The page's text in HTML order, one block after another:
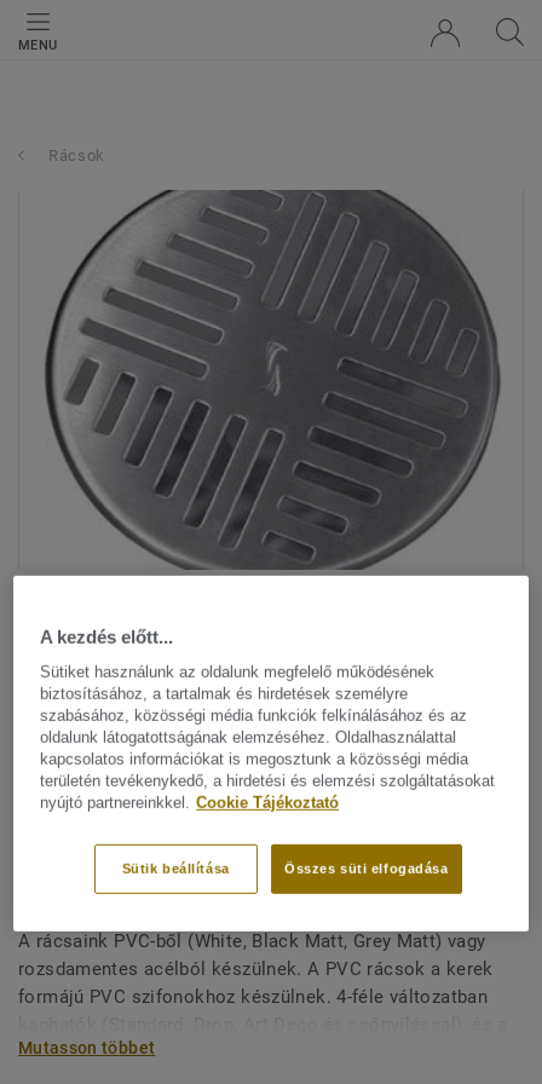
MENU
Rácsok
Minden dizájn megtekitése. (15)
Vizes helyiség rendszerek|All Accessories
Rácsok - GRATING INOX ART
DECO 150
A rácsaink PVC-ből (White, Black Matt, Grey Matt) vagy
rozsdamentes acélból készülnek. A PVC rácsok a kerek
formájú PVC szifonokhoz készülnek. 4-féle változatban
különféle használati feltételekhez igazodnak (kifolyó,
Mutasson többet
A kezdés előtt...
Sütiket használunk az oldalunk megfelelő működésének
biztosításához, a tartalmak és hirdetések személyre
szabásához, közösségi média funkciók felkínálásához és az
oldalunk látogatottságának elemzéséhez. Oldalhasználattal
kapcsolatos információkat is megosztunk a közösségi média
területén tevékenykedő, a hirdetési és elemzési szolgáltatásokat
nyújtó partnereinkkel. Cookie Tájékoztató
Összes süti elfogadása
Sütik beállítása